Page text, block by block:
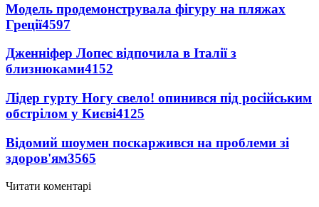
Модель продемонструвала фігуру на пляжах
Греції4597
Дженніфер Лопес відпочила в Італії з
близнюками4152
Лідер гурту Ногу свело! опинився під російським
обстрілом у Києві4125
Відомий шоумен поскаржився на проблеми зі
здоров'ям3565
Читати коментарі